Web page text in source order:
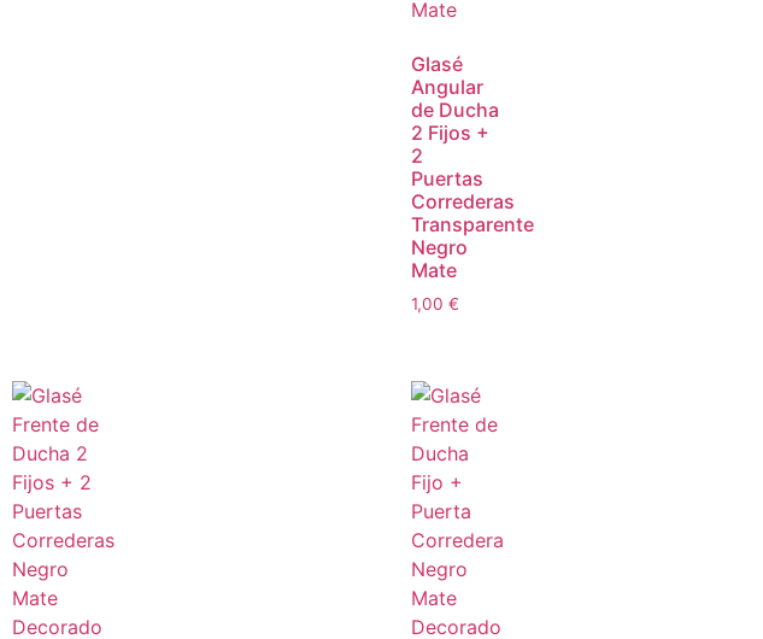
Glasé
Angular
de Ducha
2 Fijos +
2
Puertas
Correderas
Transparente
Negro
Mate
1,00 €